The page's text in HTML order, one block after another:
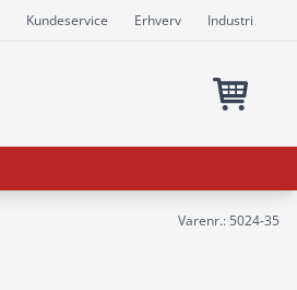
Kundeservice Erhverv Industri
Varenr.: 5024-35